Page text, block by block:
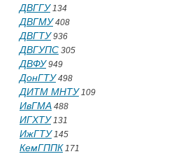
ДВГГУ134
ДВГМУ408
ДВГТУ936
ДВГУПС 305
ДВФУ949
ДонГТУ498
ДИТМ МНТУ109
ИвГМА 488
ИГХТУ131
ИжГТУ145
КемГППК 171